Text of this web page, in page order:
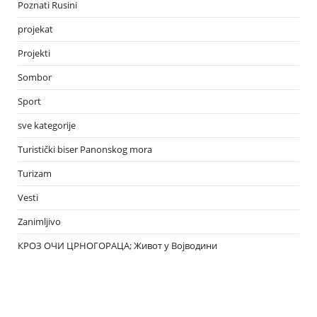
Poznati Rusini
projekat
Projekti
Sombor
Sport
sve kategorije
Turistički biser Panonskog mora
Turizam
Vesti
Zanimljivo
КРОЗ ОЧИ ЦРНОГОРАЦА; Живот у Војводини